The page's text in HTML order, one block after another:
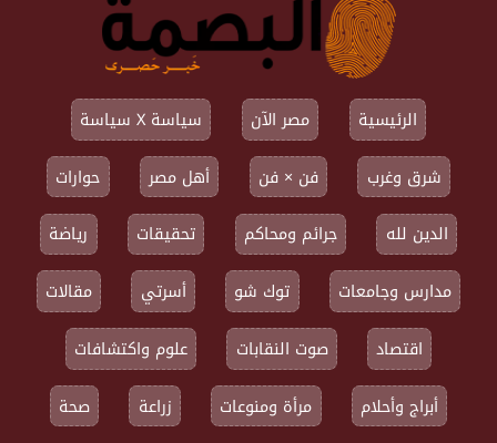
الرئيسية مصر الآن
سياسة X سياسة
شرق وغرب
فن × فن أهل مصر
حوارات
الدين لله
جرائم ومحاكم تحقيقات
رياضة
مدارس وجامعات
توك شو أسرتي
مقالات
اقتصاد
صوت النقابات
علوم واكتشافات
أبراج وأحلام
مرأة ومنوعات زراعة صحة